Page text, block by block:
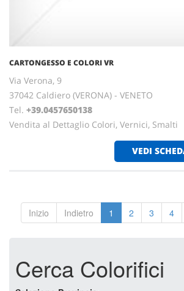
CARTONGESSO E COLORI VR
Via Verona, 9
37042 Caldiero (VERONA) - VENETO
Tel. +39.0457650138
Vendita al Dettaglio Colori, Vernici, Smalti
VEDI
Inizio Indietro 1 2 3 4
Cerca Colorifici